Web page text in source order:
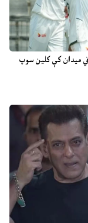
میدان کې کلین سوپ